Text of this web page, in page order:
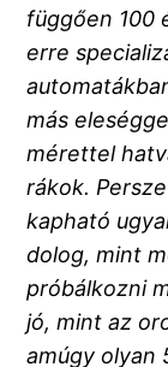
függően 100
erre
más
mérettel
rákok.
kapható
dolog, mint
próbálkozni
jó, mint az
amúgy olyan